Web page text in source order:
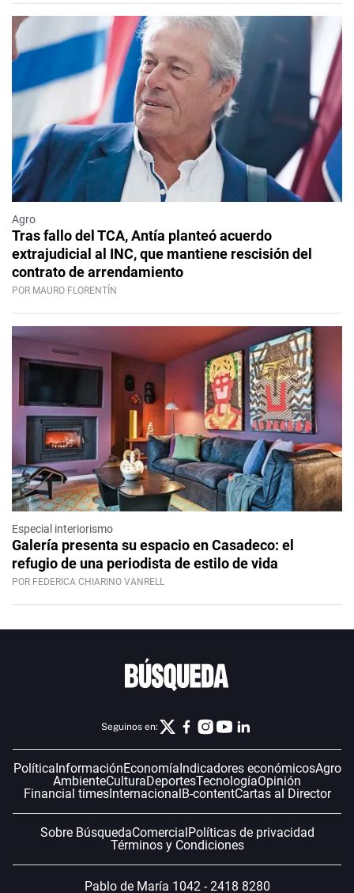
Agro
Tras fallo del TCA, Antía planteó acuerdo
extrajudicial al INC, que mantiene rescisión del
contrato de arrendamiento
POR MAURO FLORENTÍN
Especial interiorismo
Galería presenta su espacio en Casadeco: el
refugio de una periodista de estilo de vida
POR FEDERICA CHIARINO VANRELL
Seguinos en:
PolíticaInformaciónEconomíaIndicadores económicosAgro
AmbienteCulturaDeportesTecnologíaOpinión
Financial timesInternacionalB-contentCartas al Director
Sobre BúsquedaComercialPolíticas de privacidad
Términos y Condiciones
Pablo de María 1042 - 2418 8280